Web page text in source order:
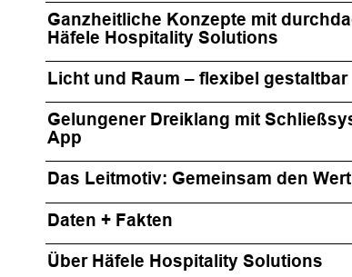
Ganzheitliche Konzepte mit
Häfele Hospitality Solutions
Licht und Raum – flexibel gestaltbar
Gelungener Dreiklang mit
App
Das Leitmotiv: Gemeinsam den
Daten + Fakten
Über Häfele Hospitality Solutions